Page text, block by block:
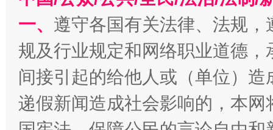
“刷贴”乱象丛生
生
一、 遵守各国有关法律、法规
规及行业规定和网络职业道德
间接引起的给他人或（单位）
递假新闻造成社会影响的，本